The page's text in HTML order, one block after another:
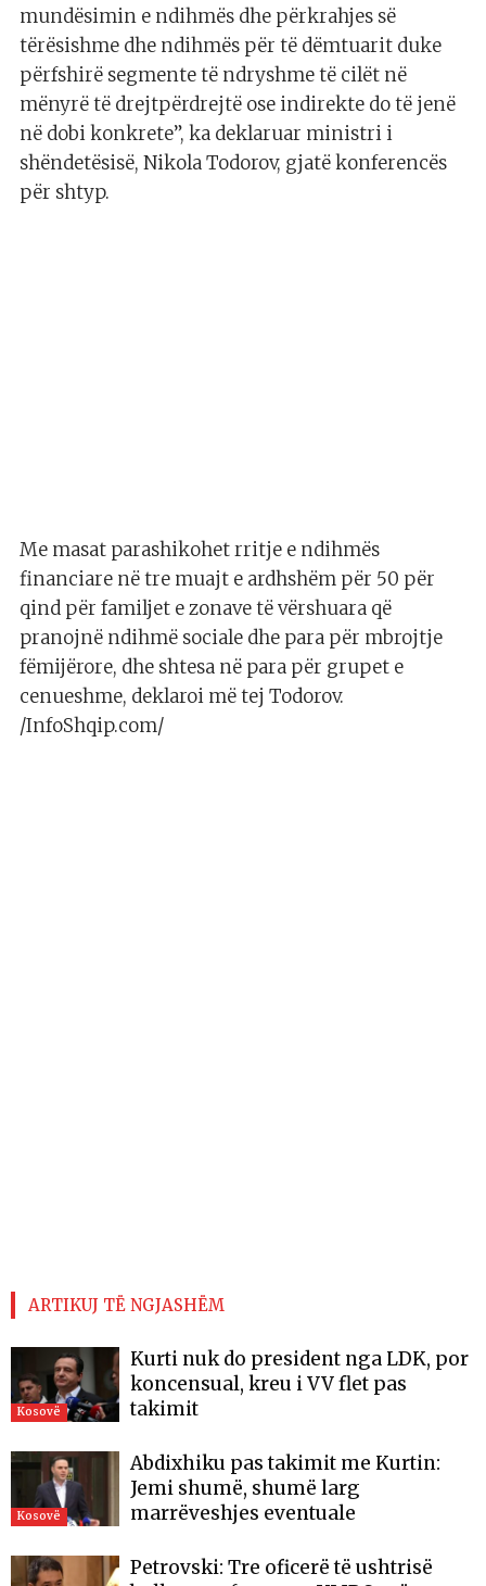
mundësimin e ndihmës dhe përkrahjes së
tërësishme dhe ndihmës për të dëmtuarit duke
përfshirë segmente të ndryshme të cilët në
mënyrë të drejtpërdrejtë ose indirekte do të jenë
në dobi konkrete”, ka deklaruar ministri i
shëndetësisë, Nikola Todorov, gjatë konferencës
për shtyp.
Me masat parashikohet rritje e ndihmës
financiare në tre muajt e ardhshëm për 50 për
qind për familjet e zonave të vërshuara që
pranojnë ndihmë sociale dhe para për mbrojtje
fëmijërore, dhe shtesa në para për grupet e
cenueshme, deklaroi më tej Todorov.
/InfoShqip.com/
ARTIKUJ TË NGJASHËM
Kosovë
Kurti nuk do president nga LDK, por
koncensual, kreu i VV flet pas
takimit
Kosovë
Abdixhiku pas takimit me Kurtin:
Jemi shumë, shumë larg
marrëveshjes eventuale
Petrovski: Tre oficerë të ushtrisë